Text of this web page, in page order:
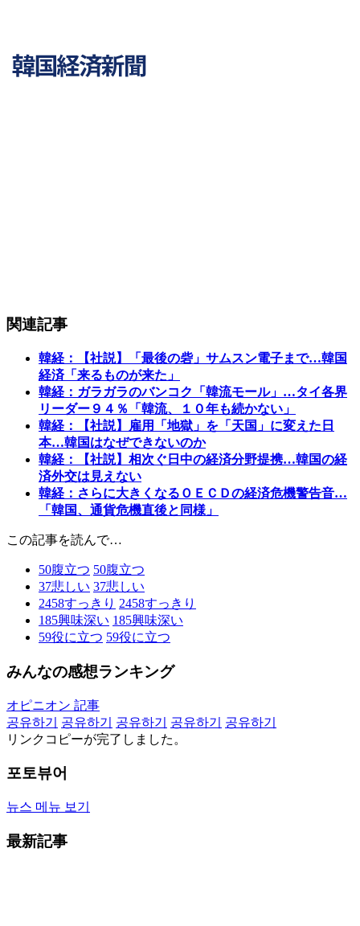
関連記事
韓経：【社説】「最後の砦」サムスン電子まで…韓国
経済「来るものが来た」
韓経：ガラガラのバンコク「韓流モール」…タイ各界
リーダー９４％「韓流、１０年も続かない」
韓経：【社説】雇用「地獄」を「天国」に変えた日
本…韓国はなぜできないのか
韓経：【社説】相次ぐ日中の経済分野提携…韓国の経
済外交は見えない
韓経：さらに大きくなるＯＥＣＤの経済危機警告音…
「韓国、通貨危機直後と同様」
この記事を読んで…
50腹立つ 50腹立つ
37悲しい 37悲しい
2458すっきり 2458すっきり
185興味深い 185興味深い
59役に立つ 59役に立つ
みんなの感想ランキング
オピニオン 記事
공유하기
공유하기 공유하기 공유하기
공유하기
リンクコピーが完了しました。
포토뷰어
뉴스 메뉴 보기
最新記事